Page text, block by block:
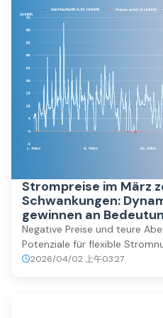
Strompreise im März
Schwankungen:
gewinnen an
Negative Preise und teure
Potenziale für flexible
2026/04/02 上午03:27